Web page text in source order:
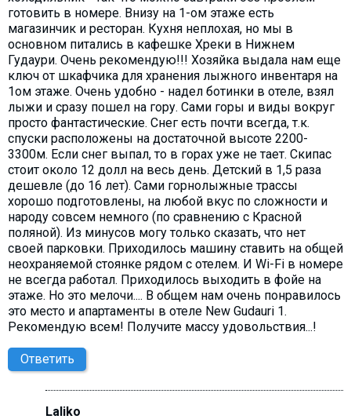
готовить в номере. Внизу на 1-ом этаже есть
магазинчик и ресторан. Кухня неплохая, но мы в
основном питались в кафешке Хреки в Нижнем
Гудаури. Очень рекомендую!!! Хозяйка выдала нам еще
ключ от шкафчика для хранения лыжного инвентаря на
1ом этаже. Очень удобно - надел ботинки в отеле, взял
лыжи и сразу пошел на гору. Сами горы и виды вокруг
просто фантастические. Снег есть почти всегда, т.к.
спуски расположены на достаточной высоте 2200-
3300м. Если снег выпал, то в горах уже не тает. Скипас
стоит около 12 долл на весь день. Детский в 1,5 раза
дешевле (до 16 лет). Сами горнолыжные трассы
хорошо подготовлены, на любой вкус по сложности и
народу совсем немного (по сравнению с Красной
поляной). Из минусов могу только сказать, что нет
своей парковки. Приходилось машину ставить на общей
неохраняемой стоянке рядом с отелем. И Wi-Fi в номере
не всегда работал. Приходилось выходить в фойе на
этаже. Но это мелочи.... В общем нам очень понравилось
это место и апартаменты в отеле New Gudauri 1.
Рекомендую всем! Получите массу удовольствия...!
Ответить
Laliko